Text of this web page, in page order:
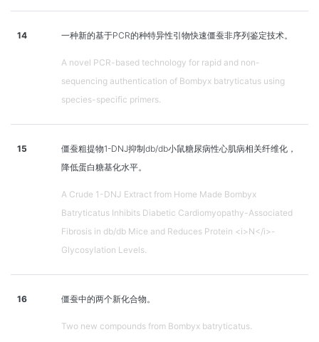
14 一种新的基于PCR的种特异性引物快速僵蚕非序列鉴定技术。
A novel PCR-based technology for rapid and non-
sequencing authentication of Bombyx batryticatus using
species-specific primers.
15
僵蚕粗提物1-DNJ抑制db/db小鼠糖尿病性心肌病相关纤维化，
降低蛋白糖基化水平。
A Crude 1-DNJ Extract from Home Made Bombyx
Batryticatus Inhibits Diabetic Cardiomyopathy-Associated
Fibrosis in db/db Mice and Reduces Protein <i>N</i>-
Glycosylation Levels.
16 僵蚕中的两个新化合物。
Two new compounds from Bombyx batryticatus.